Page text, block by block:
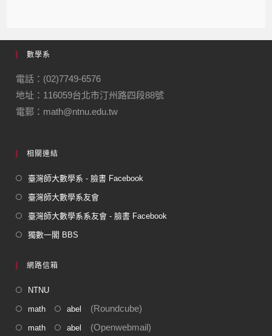
e
b
o
o
k
gr
m
數學系
電話：(02)7749-6576
地址：116059台北市汀州路四段88號
電郵：math@ntnu.edu.tw
相關連結
臺灣師大數學系 - 臉書 Facebook
臺灣師大數學系友會
臺灣師大數學系系友會 - 臉書 Facebook
獨數一閣 BBS
網路信箱
NTNU
math abel (Roundcube)
math abel (Openwebmail)